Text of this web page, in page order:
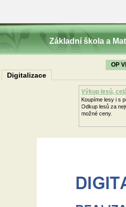
Základní škola a
Digitalizace
OP
Výkup lesů,
Koupíme lesy i s
Odkup lesů za
možné ceny.